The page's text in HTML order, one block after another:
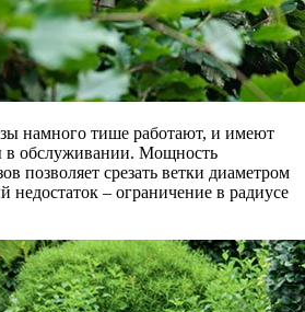
намного тише работают, и имеют
в обслуживании. Мощность
позволяет срезать ветки диаметром
– ограничение в радиусе